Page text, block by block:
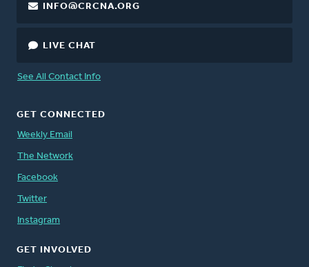
INFO@CRCNA.ORG
LIVE CHAT
See All Contact Info
GET CONNECTED
Weekly Email
The Network
Facebook
Twitter
Instagram
GET INVOLVED